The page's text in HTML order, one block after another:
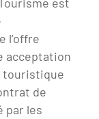
l’offre
acceptation
touristique
de
par les